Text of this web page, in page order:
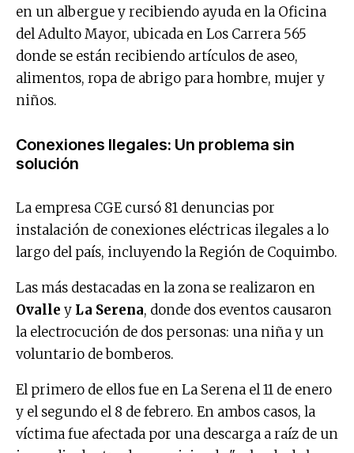
en un albergue y recibiendo ayuda en la Oficina
del Adulto Mayor, ubicada en Los Carrera 565
donde se están recibiendo artículos de aseo,
alimentos, ropa de abrigo para hombre, mujer y
niños.
Conexiones Ilegales: Un problema sin
solución
La empresa CGE cursó 81 denuncias por
instalación de conexiones eléctricas ilegales a lo
largo del país, incluyendo la Región de Coquimbo.
Las más destacadas en la zona se realizaron en
Ovalle y La Serena, donde dos eventos causaron
la electrocución de dos personas: una niña y un
voluntario de bomberos.
El primero de ellos fue en La Serena el 11 de enero
y el segundo el 8 de febrero. En ambos casos, la
víctima fue afectada por una descarga a raíz de un